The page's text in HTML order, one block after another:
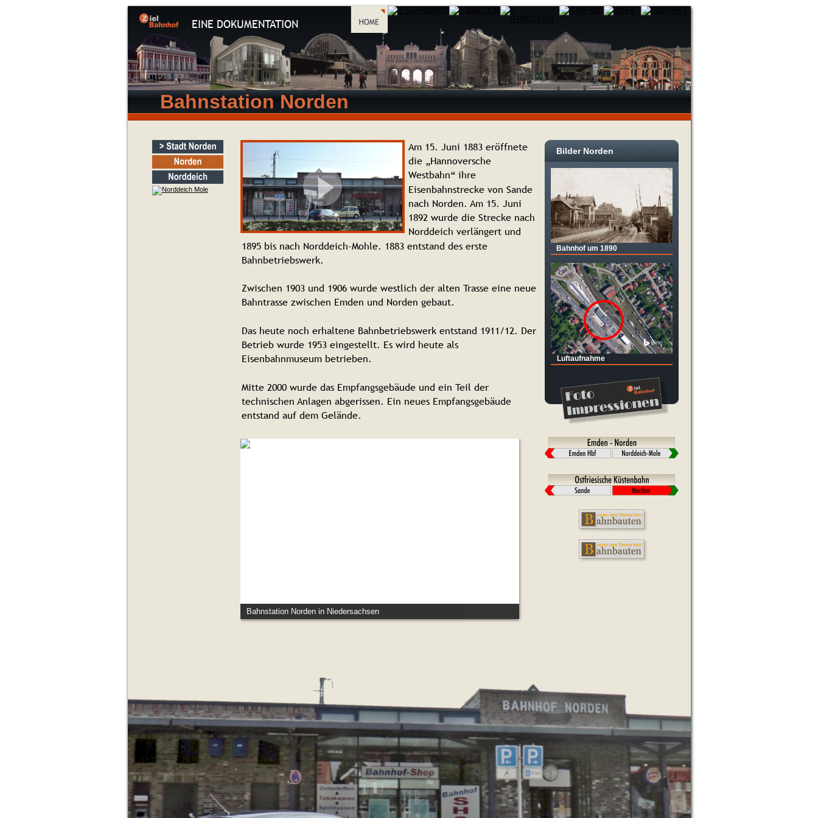
EINE DOKUMENTATION
Am 15. Juni 1883 eröffnete
die „Hannoversche
Westbahn“ ihre
Eisenbahnstrecke von Sande
nach Norden. Am 15. Juni
1892 wurde die Strecke nach
Norddeich verlängert und
1895 bis nach Norddeich-Mohle. 1883 entstand des erste
Bahnbetriebswerk.
Zwischen 1903 und 1906 wurde westlich der alten Trasse eine neue
Bahntrasse zwischen Emden und Norden gebaut.
Das heute noch erhaltene Bahnbetriebswerk entstand 1911/12. Der
Betrieb wurde 1953 eingestellt. Es wird heute als
Eisenbahnmuseum betrieben.
Mitte 2000 wurde das Empfangsgebäude und ein Teil der
technischen Anlagen abgerissen. Ein neues Empfangsgebäude
entstand auf dem Gelände.
Bilder Norden
Bahnhof um 1890
Luftaufnahme
Bahnstation Norden
Bahnstation Norden in Niedersachsen